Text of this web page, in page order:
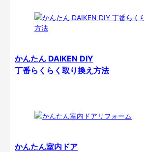
かんたん DAIKEN DIY
丁番らくらく取り換え方法
かんたん室内ドア